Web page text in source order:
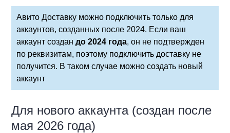
Авито Доставку можно подключить только для
аккаунтов, созданных после 2024. Если ваш
аккаунт создандо 2024 года, он не подтвержден
по реквизитам, поэтому подключить доставку не
получится. В таком случае можно создать новый
аккаунт
Для нового аккаунта (создан после
мая 2026 года)